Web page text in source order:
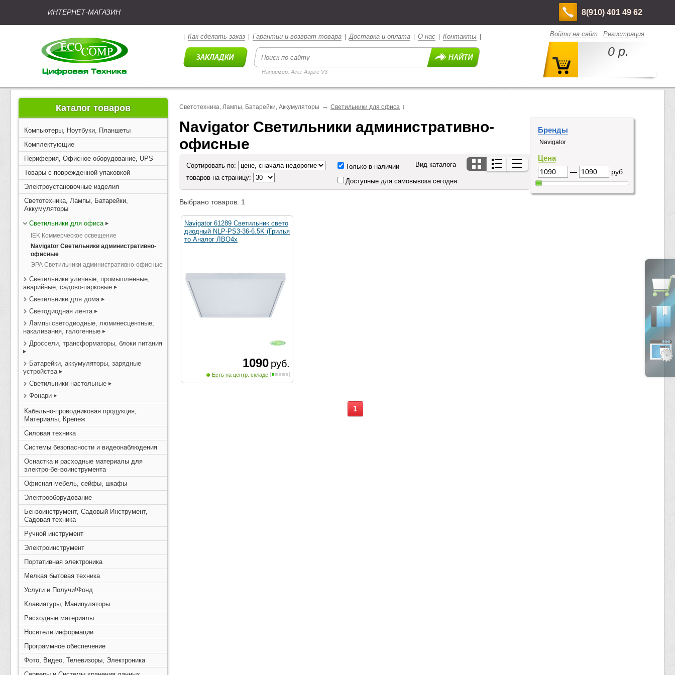
ИНТЕРНЕТ-МАГАЗИН 8(910) 401 49 62
Как сделать заказ Гарантии и возврат товара |Доставка и оплата О нас Контакты
Например: Acer Aspire V3
Войти на сайт Регистрация
0 р.
Каталог товаров
Компьютеры, Ноутбуки, Планшеты
Комплектующие
Периферия, Офисное оборудование, UPS
Товары с поврежденной упаковкой
Электроустановочные изделия
Светотехника, Лампы, Батарейки,
Аккумуляторы
Светильники для офиса
IEK Коммерческое освещение
Navigator Светильники административно-
офисные
ЭРА Светильники административно-офисные
Светильники уличные, промышленные,
аварийные, садово-парковые
Светильники для дома
Светодиодная лента
Лампы светодиодные, люминесцентные,
накаливания, галогенные
Дроссели, трансформаторы, блоки питания
Батарейки, аккумуляторы, зарядные
устройства
Светильники настольные
Фонари
Кабельно-проводниковая продукция,
Материалы, Крепеж
Силовая техника
Системы безопасности и видеонаблюдения
Оснастка и расходные материалы для
электро-бензоинструмента
Офисная мебель, сейфы, шкафы
Электрооборудование
Бензоинструмент, Садовый Инструмент,
Садовая техника
Ручной инструмент
Электроинструмент
Портативная электроника
Мелкая бытовая техника
Услуги и Получи!Фонд
Клавиатуры, Манипуляторы
Расходные материалы
Носители информации
Программное обеспечение
Фото, Видео, Телевизоры, Электроника
Светотехника, Лампы, Батарейки, Аккумуляторы → Светильники для офиса ↓
Navigator Светильники административно-
офисные
Сортировать по:
товаров на страницу:
Только в наличии
Доступные для самовывоза сегодня
Вид каталога
Выбрано товаров: 1
Navigator 61289 Светильник свето
диодный NLP-PS3-36-6.5K (Грилья
то Аналог ЛВО4х
1090 руб.
Есть на центр. складе
1
Бренды
Navigator
Цена
— руб.